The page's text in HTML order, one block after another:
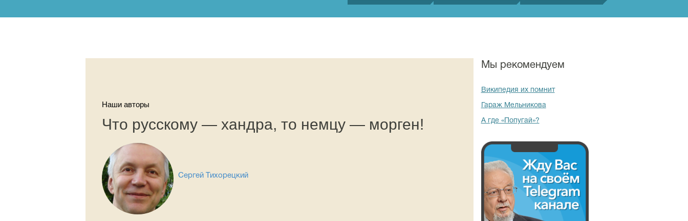
Наши авторы
Что русскому — хандра, то немцу — морген!
Сергей Тихорецкий
Мы рекомендуем
Википедия их помнит
Гараж Мельникова
А где «Попугай»?